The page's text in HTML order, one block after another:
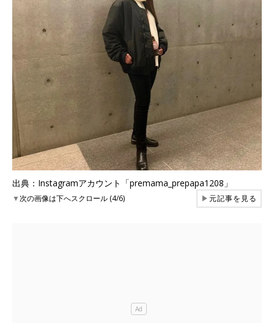
出典：Instagramアカウント「premama_prepapa1208」
▼次の画像は下へスクロール (4/6) ▶元記事を見る